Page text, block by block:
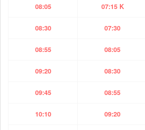
08:05 07:15 K
08:30 07:30
08:55 08:05
09:20 08:30
09:45 08:55
10:10 09:20